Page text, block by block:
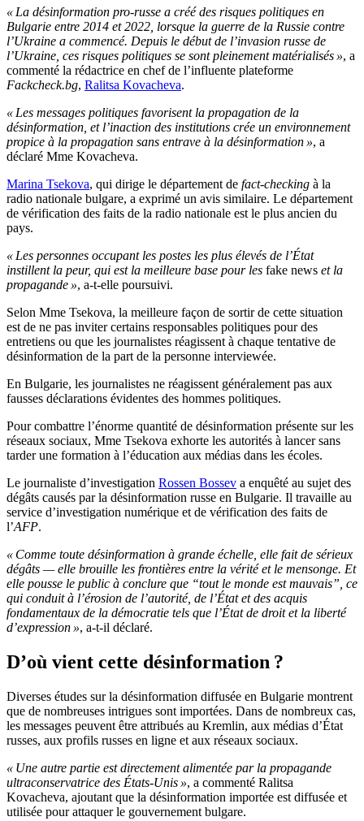
« La désinformation pro-russe a créé des risques politiques en
Bulgarie entre 2014 et 2022, lorsque la guerre de la Russie contre
l’Ukraine a commencé. Depuis le début de l’invasion russe de
l’Ukraine, ces risques politiques se sont pleinement matérialisés », a
commenté la rédactrice en chef de l’influente plateforme
Fackcheck.bg, Ralitsa Kovacheva.
« Les messages politiques favorisent la propagation de la
désinformation, et l’inaction des institutions crée un environnement
propice à la propagation sans entrave à la désinformation », a
déclaré Mme Kovacheva.
Marina Tsekova, qui dirige le département de fact-checking à la
radio nationale bulgare, a exprimé un avis similaire. Le département
de vérification des faits de la radio nationale est le plus ancien du
pays.
« Les personnes occupant les postes les plus élevés de l’État
instillent la peur, qui est la meilleure base pour les fake news et la
propagande », a-t-elle poursuivi.
Selon Mme Tsekova, la meilleure façon de sortir de cette situation
est de ne pas inviter certains responsables politiques pour des
entretiens ou que les journalistes réagissent à chaque tentative de
désinformation de la part de la personne interviewée.
En Bulgarie, les journalistes ne réagissent généralement pas aux
fausses déclarations évidentes des hommes politiques.
Pour combattre l’énorme quantité de désinformation présente sur les
réseaux sociaux, Mme Tsekova exhorte les autorités à lancer sans
tarder une formation à l’éducation aux médias dans les écoles.
Le journaliste d’investigation Rossen Bossev a enquêté au sujet des
dégâts causés par la désinformation russe en Bulgarie. Il travaille au
service d’investigation numérique et de vérification des faits de
l’AFP.
« Comme toute désinformation à grande échelle, elle fait de sérieux
dégâts — elle brouille les frontières entre la vérité et le mensonge. Et
elle pousse le public à conclure que “tout le monde est mauvais”, ce
qui conduit à l’érosion de l’autorité, de l’État et des acquis
fondamentaux de la démocratie tels que l’État de droit et la liberté
d’expression », a-t-il déclaré.
D’où vient cette désinformation ?
Diverses études sur la désinformation diffusée en Bulgarie montrent
que de nombreuses intrigues sont importées. Dans de nombreux cas,
les messages peuvent être attribués au Kremlin, aux médias d’État
russes, aux profils russes en ligne et aux réseaux sociaux.
« Une autre partie est directement alimentée par la propagande
ultraconservatrice des États-Unis », a commenté Ralitsa
Kovacheva, ajoutant que la désinformation importée est diffusée et
utilisée pour attaquer le gouvernement bulgare.